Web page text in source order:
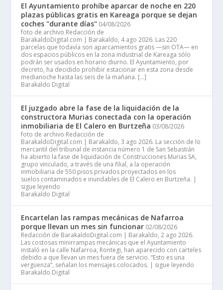
El Ayuntamiento prohíbe aparcar de noche en 220
plazas públicas gratis en Kareaga porque se dejan
coches "durante días" 04/08/2026
foto de archivo Redacción de
BarakaldoDigital.com | Barakaldo, 4 ago 2026. Las 220
parcelas que todavía son aparcamientos gratis —sin OTA— en
dos espacios públicos en la zona industrial de Kareaga sólo
podrán ser usados en horario diurno. El Ayuntamiento, por
decreto, ha decidido prohibir estacionar en esta zona desde
medianoche hasta las seis de la mañana. […]
Barakaldo Digital
El juzgado abre la fase de la liquidación de la
constructora Murias conectada con la operación
inmobiliaria de El Calero en Burtzeña 03/08/2026
foto de archivo Redacción de
BarakaldoDigital.com | Barakaldo, 3 ago 2026. La sección de lo
mercantil del tribunal de instancia número 1 de San Sebastián
ha abierto la fase de liquidación de Construcciones Murias SA,
grupo vinculado, a través de una filial, a la operación
inmobiliaria de 550 pisos privados proyectados en los
suelos contaminados e inundables de El Calero en Burtzeña. |
sigue leyendo
Barakaldo Digital
Encartelan las rampas mecánicas de Nafarroa
porque llevan un mes sin funcionar 02/08/2026
Redacción de BarakaldoDigital.com | Barakaldo, 2 ago 2026.
Las costosas minirrampas mecánicas que el Ayuntamiento
instaló en la calle Nafarroa, Rontegi, han aparecido con carteles
debido a que llevan un mes fuera de servicio. “Esto es una
vergüenza”, señalan los mensajes colocados. | sigue leyendo
Barakaldo Digital